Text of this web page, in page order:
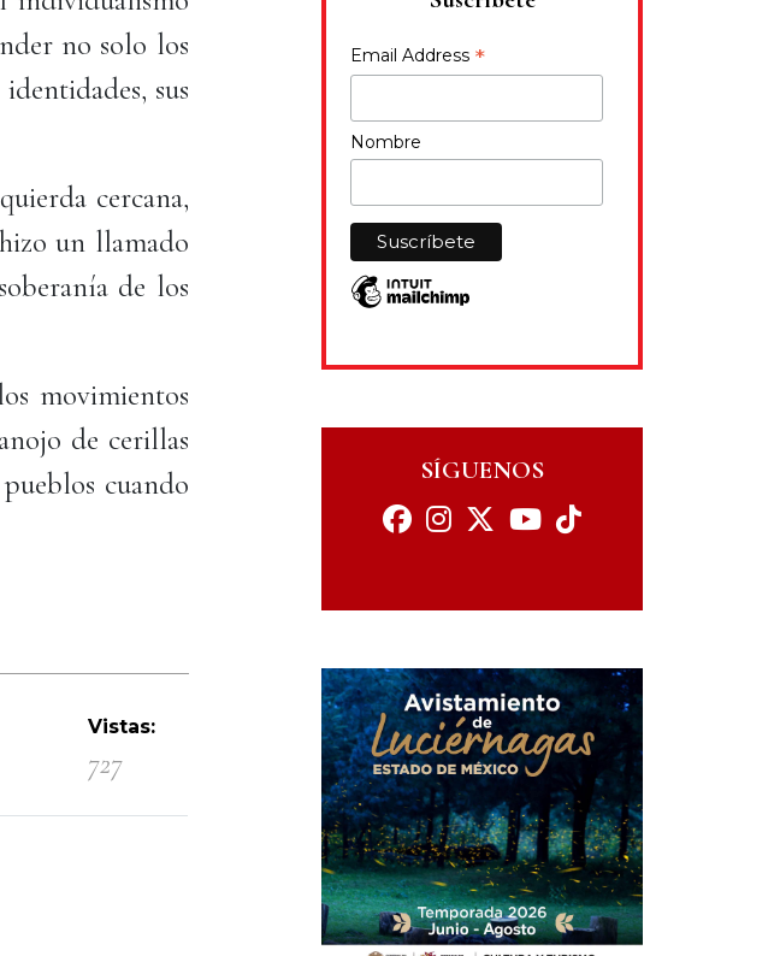
no solo los
sus
cercana,
un llamado
de los
movimientos
de cerillas
cuando
Vistas:
727
Email Address *
Nombre
SÍGUENOS